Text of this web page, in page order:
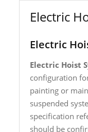
Electric
Electric
Electric Hoist
configuration
painting or
suspended
specification
should be